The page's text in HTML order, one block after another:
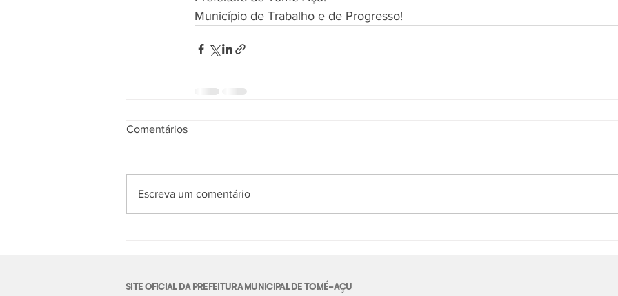
Município de Trabalho e de Progresso!
Comentários
Escreva um comentário
SITE OFICIAL DA PREFEITURA MUNICIPAL DE TOMÉ-AÇU